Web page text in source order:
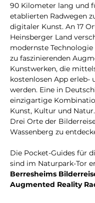
90 Kilometer lang und
etablierten Radwegen
digitaler Kunst. An 17
Heinsberger Land
modernste
zu faszinierenden
Kunstwerken, die
kostenlosen App erleb-
werden. Eine in
einzigartige
Kunst, Kultur und Natur.
Drei Orte der
Wassenberg zu
Die Pocket-Guides für
sind im Naturpark-Tor
Berresheims